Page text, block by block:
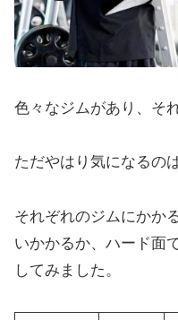
色々なジムがあり、そ
ただやはり気になるの
それぞれのジムにかか
いかかるか、ハード面
してみました。